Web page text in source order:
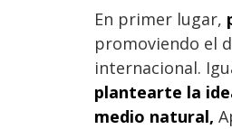
En primer lugar,
promoviendo el
internacional.
plantearte la
medio natural,